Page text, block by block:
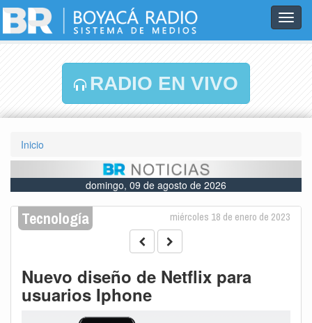
RADIO EN VIVO
Inicio
domingo, 09 de agosto de 2026
Tecnología miércoles 18 de enero de 2023
Nuevo diseño de Netflix para
usuarios Iphone